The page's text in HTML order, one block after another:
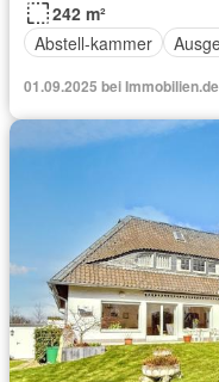
242 m²
Abstell-kammer
01.09.2025 bei